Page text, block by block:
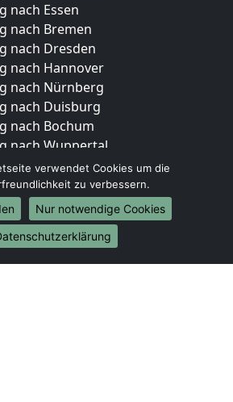
nach Essen
nach Bremen
nach Dresden
nach Hannover
nach Nürnberg
nach Duisburg
nach Bochum
nach Wuppertal
nach Bielefeld
nach Bonn
nach Münster
nach Brasilien
verwendet Cookies um die
zu verbessern.
Nur notwendige Cookies